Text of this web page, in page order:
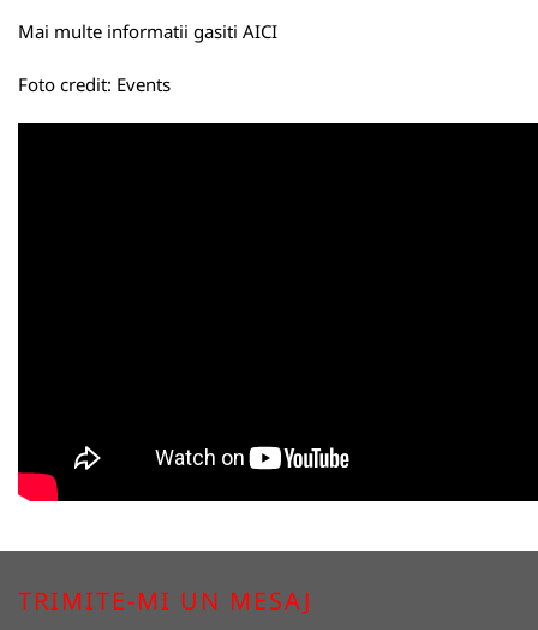
Mai multe informatii gasiti AICI
Foto credit: Events
TRIMITE-MI UN MESAJ